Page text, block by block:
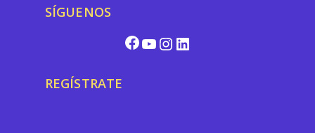
SÍGUENOS
REGÍSTRATE